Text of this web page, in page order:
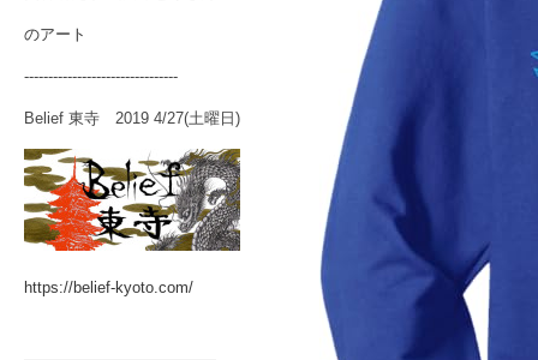
のアート
--------------------------------
Belief 東寺 2019 4/27(土曜日)
https://belief-kyoto.com/